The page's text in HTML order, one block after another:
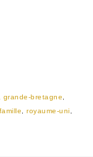
grande-bretagne
,royaume-uni